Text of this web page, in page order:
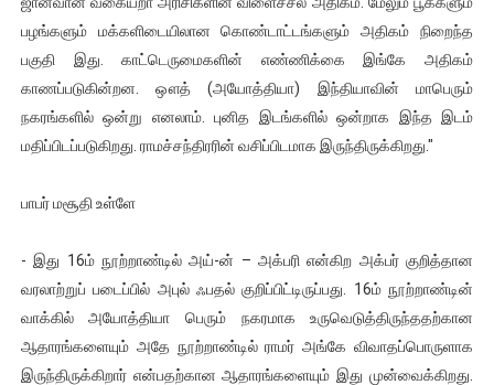
ஐ.நா முன்றலில் சீரற்ற காலநிலையிலும் தமிழின அழிப்பிற்கு
இளையராஜா – கமல் அவசர சந்திப்பு (படங்கள், விடியோ)
ஜனாதிபதி ஐக்கிய நாடுகளின் பொதுச் சபை கூட்டத்தில் இன்று
பழங்களும் மக்களிடையிலான கொண்டாட்டங்களும் அதிகம் நிறைந்த
பகுதி இது. காட்டெருமைகளின் எண்ணிக்கை இங்கே அதிகம்
காணப்படுகின்றன. ஔத் (அயோத்தியா) இந்தியாவின் மாபெரும்
நகரங்களில் ஒன்று எனலாம். புனித இடங்களில் ஒன்றாக இந்த இடம்
மதிப்பிடப்படுகிறது. ராமச்சந்திரரின் வசிப்பிடமாக இருந்திருக்கிறது."
பாபர் மசூதி உள்ளே
- இது 16ம் நூற்றாண்டில் அய்-ன் – அக்பரி என்கிற அக்பர் குறித்தான
வரலாற்றுப் படைப்பில் அபுல் ஃபதல் குறிப்பிட்டிருப்பது. 16ம் நூற்றாண்டின்
வாக்கில் அயோத்தியா பெரும் நகரமாக உருவெடுத்திருந்ததற்கான
ஆதாரங்களையும் அதே நூற்றாண்டில் ராமர் அங்கே விவாதப்பொருளாக
இருந்திருக்கிறார் என்பதற்கான ஆதாரங்களையும் இது முன்வைக்கிறது.